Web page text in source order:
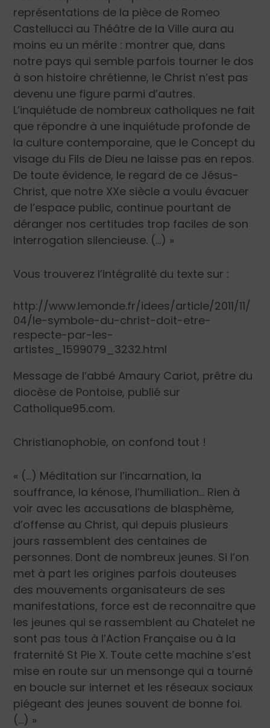
représentations de la pièce de Romeo
Castellucci au Théâtre de la Ville aura au
moins eu un mérite : montrer que, dans
notre pays qui semble parfois tourner le dos
à son histoire chrétienne, le Christ n’est pas
devenu une figure parmi d’autres.
L’inquiétude de nombreux catholiques ne fait
que répondre à une inquiétude profonde de
la culture contemporaine, que le Concept du
visage du Fils de Dieu ne laisse pas en repos.
De toute évidence, le regard de ce Jésus-
Christ, que notre XXe siècle a voulu évacuer
de l’espace public, continue pourtant de
déranger nos certitudes trop faciles de son
interrogation silencieuse. (…) »
Vous trouverez l’intégralité du texte sur :
http://www.lemonde.fr/idees/article/2011/11/
04/le-symbole-du-christ-doit-etre-
respecte-par-les-
artistes_1599079_3232.html
Message de l’abbé Amaury Cariot, prêtre du
diocèse de Pontoise, publié sur
Catholique95.com.
Christianophobie, on confond tout !
« (…) Méditation sur l’incarnation, la
souffrance, la kénose, l’humiliation… Rien à
voir avec les accusations de blasphème,
d’offense au Christ, qui depuis plusieurs
jours rassemblent des centaines de
personnes. Dont de nombreux jeunes. Si l’on
met à part les origines parfois douteuses
des mouvements organisateurs de ses
manifestations, force est de reconnaitre que
les jeunes qui se rassemblent au Chatelet ne
sont pas tous à l’Action Française ou à la
fraternité St Pie X. Toute cette machine s’est
mise en route sur un mensonge qui a tourné
en boucle sur internet et les réseaux sociaux
piégeant des jeunes souvent de bonne foi.
(…) »